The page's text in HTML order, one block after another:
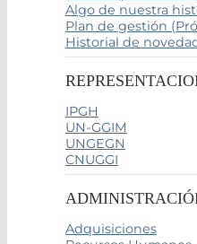
Algo de nuestra
Plan de gestión
Historial de
IPGH
UN-GGIM
UNGEGN
CNUGGI
Adquisiciones